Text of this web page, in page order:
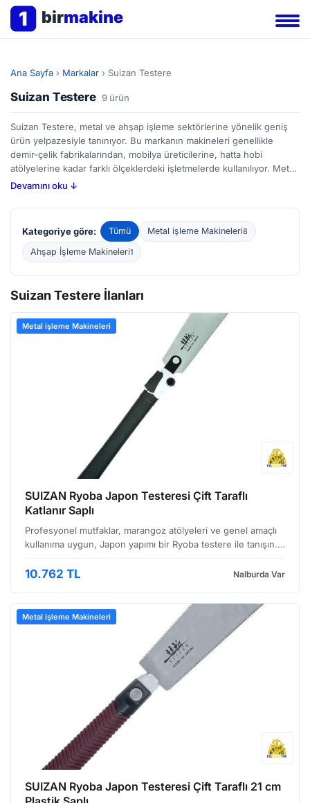
1 birmakine
Ana Sayfa › Markalar › Suizan Testere
Suizan Testere 9 ürün
Suizan Testere, metal ve ahşap işleme sektörlerine yönelik geniş
ürün yelpazesiyle tanınıyor. Bu markanın makineleri genellikle
demir-çelik fabrikalarından, mobilya üreticilerine, hatta hobi
atölyelerine kadar farklı ölçeklerdeki işletmelerde kullanılıyor. Metal
kesim testerelerinden, ahşap işleme tezgahlarına kadar çeşitli
bıçak kalitesi, motor gücü ve hassasiyet gibi teknik detaylara dikkat
etmek, ihtiyaç duyulan uygulama için doğru seçimi yapmanıza
yardımcı olacaktır. Suizan testere ürünleri, dayanıklılıklarıyla biliniyor
ve farklı kesim gereksinimlerini karşılamak üzere tasarlanmış
çözümler sunuyor; yeni ve ikinci el ilanları BirMakine platformunda
kolayca karşılaştırabilirsiniz.
Devamını oku ↓
Kategoriye göre: Tümü Metal işleme Makineleri8
Ahşap İşleme Makineleri1
Suizan Testere İlanları
Metal işleme Makineleri
SUIZAN Ryoba Japon Testeresi Çift Taraflı
Katlanır Saplı
Profesyonel mutfaklar, marangoz atölyeleri ve genel amaçlı
kullanıma uygun, Japon yapımı bir Ryoba testere ile tanışın.
kesim ihtiyaçlarınızı karşılayacak ş…
10.762 TL Nalburda Var
Metal işleme Makineleri
SUIZAN Ryoba Japon Testeresi Çift Taraflı 21 cm